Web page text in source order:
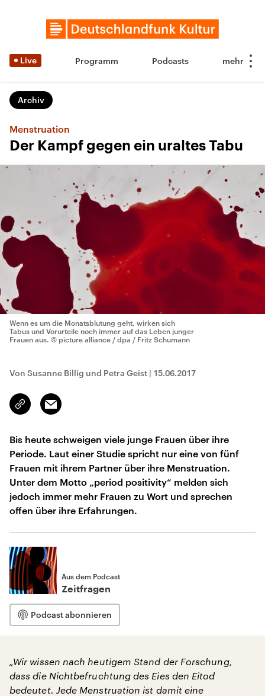
Live Programm Podcasts
Archiv
Menstruation
Der Kampf gegen ein uraltes Tabu
Wenn es um die Monatsblutung geht, wirken sich
Tabus und Vorurteile noch immer auf das Leben junger
Frauen aus. © picture alliance / dpa / Fritz Schumann
Von Susanne Billig und Petra Geist | 15.06.2017
Link
kopieren/teilen
Email
Bis heute schweigen viele junge Frauen über ihre
Periode. Laut einer Studie spricht nur eine von fünf
Frauen mit ihrem Partner über ihre Menstruation.
Unter dem Motto „period positivity“ melden sich
jedoch immer mehr Frauen zu Wort und sprechen
offen über ihre Erfahrungen.
Aus dem Podcast
Zeitfragen
Podcast abonnieren
„Wir wissen nach heutigem Stand der Forschung,
dass die Nichtbefruchtung des Eies den Eitod
bedeutet. Jede Menstruation ist damit eine